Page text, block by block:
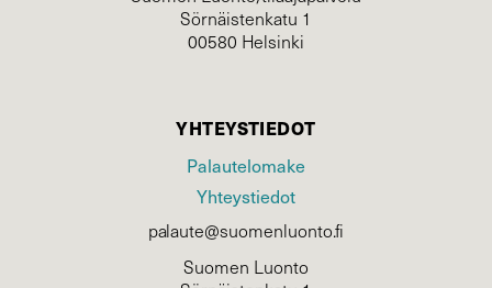
Sörnäistenkatu 1
00580 Helsinki
YHTEYSTIEDOT
Palautelomake
Yhteystiedot
palaute@suomenluonto.fi
Suomen Luonto